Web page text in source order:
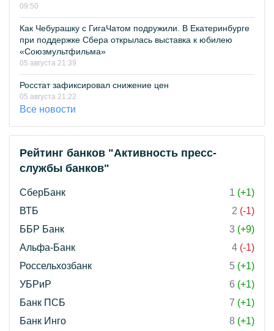
09:50
Как Чебурашку с ГигаЧатом подружили. В Екатеринбурге
при поддержке Сбера открылась выставка к юбилею
«Союзмультфильма»
05 августа 21:39
Росстат зафиксировал снижение цен
05 августа 21:22
Все новости
Рейтинг банков "Активность пресс-
службы банков"
СберБанк 1 (+1)
ВТБ
2 (-1)
ББР Банк
3 (+9)
Альфа-Банк
4 (-1)
Россельхозбанк
5 (+1)
УБРиР
6 (+1)
Банк ПСБ
7 (+1)
Банк Инго
8 (+1)